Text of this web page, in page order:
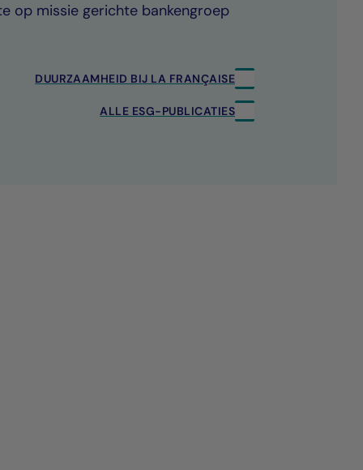
op missie gerichte bankengroep
DUURZAAMHEID BIJ LA FRANÇAISE
ALLE ESG-PUBLICATIES